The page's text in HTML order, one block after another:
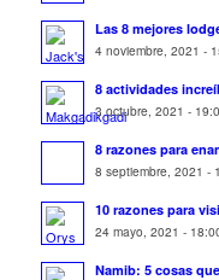
Las 8 mejores
4 noviembre, 2021 -
8 actividades
3 octubre, 2021 -
8 razones para
8 septiembre, 2021 -
10 razones para
24 mayo, 2021 -
Namib: 5 cosas